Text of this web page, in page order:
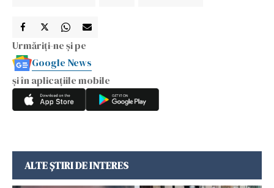
Urmăriți-ne și pe
Google News
și în aplicațiile mobile
ALTE ȘTIRI DE INTERES